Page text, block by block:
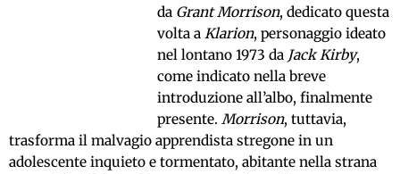
da Grant Morrison, dedicato questa
volta a Klarion, personaggio ideato
nel lontano 1973 da Jack Kirby,
come indicato nella breve
introduzione all’albo, finalmente
presente. Morrison, tuttavia,
trasforma il malvagio apprendista stregone in un
adolescente inquieto e tormentato, abitante nella strana